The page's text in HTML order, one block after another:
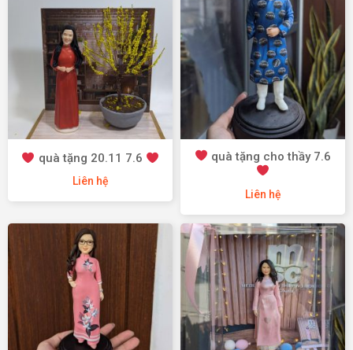
quà tặng 20.11 7.6
Liên hệ
quà tặng cho thầy 7.6
Liên hệ